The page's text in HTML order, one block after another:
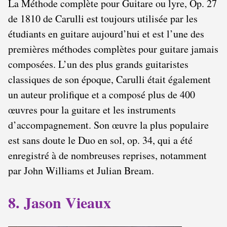
La Méthode complète pour Guitare ou lyre, Op. 27
de 1810 de Carulli est toujours utilisée par les
étudiants en guitare aujourd’hui et est l’une des
premières méthodes complètes pour guitare jamais
composées. L’un des plus grands guitaristes
classiques de son époque, Carulli était également
un auteur prolifique et a composé plus de 400
œuvres pour la guitare et les instruments
d’accompagnement. Son œuvre la plus populaire
est sans doute le Duo en sol, op. 34, qui a été
enregistré à de nombreuses reprises, notamment
par John Williams et Julian Bream.
8. Jason Vieaux